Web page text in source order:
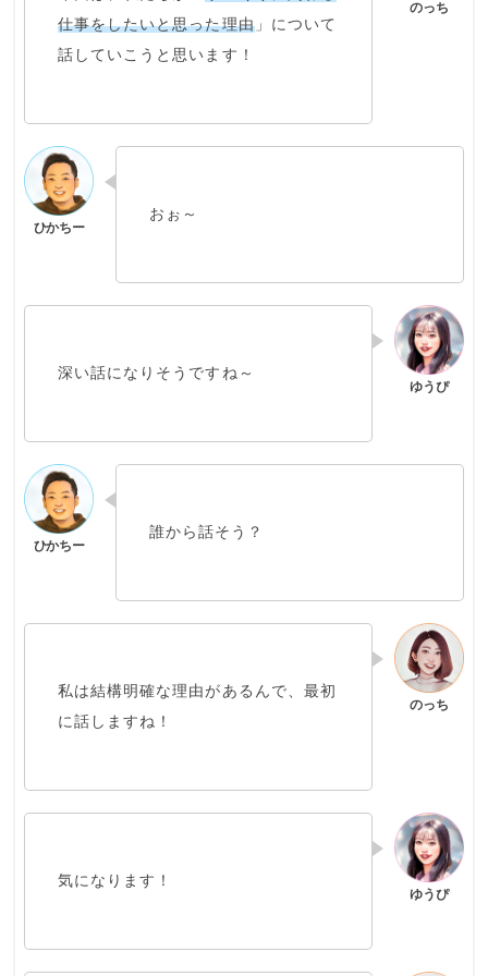
仕事をしたいと思った理由」について
話していこうと思います！
おぉ～
深い話になりそうですね～
誰から話そう？
私は結構明確な理由があるんで、最初
に話しますね！
気になります！